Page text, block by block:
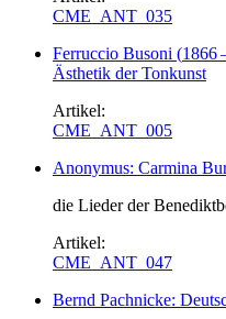
CME_ANT_035
Ferruccio Busoni (1866
Ästhetik der Tonkunst
Artikel:
CME_ANT_005
Anonymus: Carmina
die Lieder der
Artikel:
CME_ANT_047
Bernd Pachnicke: